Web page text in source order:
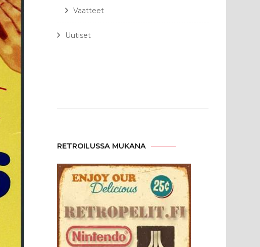
Vaatteet
Uutiset
RETROILUSSA MUKANA